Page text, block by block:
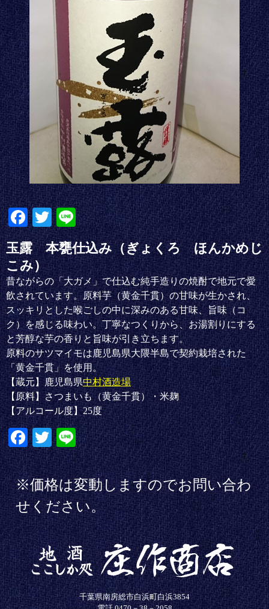
Fa
ce
bo
ok
T
wi
tte
r
Li
ne
玉露 本甕仕込み（ぎょくろ ほんかめじ
こみ）
昔ながらの「大ガメ」で仕込む純手造りの焼酎で地元で愛
飲されています。原料芋（黄金千貫）の甘味が生かされ、
スッキリとした喉ごしの中に深みのある甘味、旨味（コ
ク）を感じる味わい。丁寧なつくりから、お湯割りにする
と芳醇な芋の香りと旨味が引き立ちます。
原料のサツマイモは鹿児島県大隈半島で契約栽培された
「黄金千貫」を使用。
【蔵元】鹿児島県中村酒造場
【原料】さつまいも（黄金千貫）・米麹
【アルコール度】25度
Fa
ce
bo
ok
T
wi
tte
r
Li
ne
※価格は変動しますのでお問い合わ
せください。
千葉県南房総市白浜町白浜3854